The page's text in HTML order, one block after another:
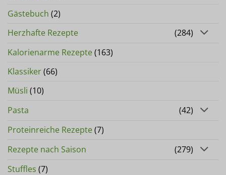
Gästebuch (2)
Herzhafte Rezepte
(284)
Kalorienarme Rezepte(163)
Klassiker(66)
Müsli (10)
Pasta
(42)
Proteinreiche Rezepte(7)
Rezepte nach Saison
(279)
Stuffles (7)